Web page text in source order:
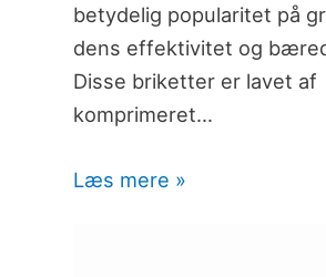
betydelig popularitet på
dens effektivitet og
Disse briketter er lavet af
komprimeret…
Læs mere »